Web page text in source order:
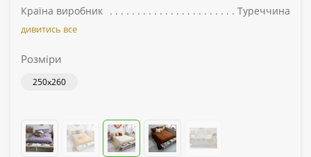
Країна виробник
Туреччина
дивитись все
Розміри
250x260